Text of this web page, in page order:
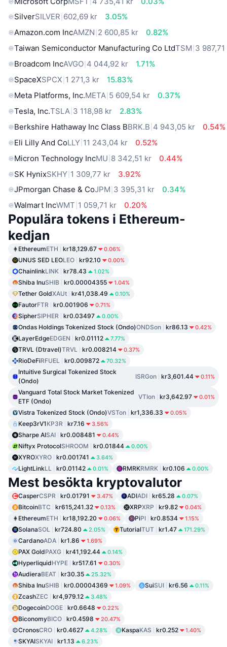
SilverSILVER 602,69 kr
3.05%
Amazon.com IncAMZN 2 600,85 kr
0.82%
Taiwan Semiconductor Manufacturing Co LtdTSM 3
Broadcom IncAVGO 4 044,92 kr
1.71%
SpaceXSPCX 1 271,3 kr
15.83%
Meta Platforms, Inc.META 5 609,54 kr
0.37%
Tesla, Inc.TSLA 3 118,98 kr
2.83%
Berkshire Hathaway Inc Class BBRK.B 4 943,05 kr
0.54%
Eli Lilly And CoLLY 11 243,04 kr
0.52%
Micron Technology IncMU 8 342,51 kr
0.44%
SK HynixSKHY 1 309,77 kr
3.92%
JPmorgan Chase & CoJPM 3 395,31 kr
0.34%
Walmart IncWMT 1 059,71 kr 0.20%
Populära tokens i Ethereum-
kedjan
EthereumETH kr18,129.67 0.06%
UNUS SED LEOLEO kr92.10 0.00%
ChainlinkLINK kr78.43 1.02%
Shiba InuSHIB kr0.00004355 1.04%
Tether GoldXAUt kr41,038.49 0.10%
FautorFTR kr0.001906 0.71%
SipherSIPHER kr0.03497 0.00%
Ondas Holdings Tokenized Stock (Ondo)ONDSon kr86.13 0.42%
LayerEdgeEDGEN kr0.01112 7.77%
TRVL (Dtravel)TRVL kr0.008214 0.37%
RioDeFiRFUEL kr0.009872 70.32%
Intuitive Surgical Tokenized Stock
(Ondo)
ISRGon kr3,601.44 0.11%
Vanguard Total Stock Market Tokenized
ETF (Ondo)
VTIon kr3,642.97 0.01%
Vistra Tokenized Stock (Ondo)VSTon kr1,336.33 0.05%
Keep3rV1KP3R kr7.16 3.56%
Sharpe AISAI kr0.008481 0.44%
Niftyx ProtocolSHROOM kr0.01844 0.00%
XYROXYRO kr0.001741 3.64%
LightLinkLL kr0.01142 0.01% RMRKRMRK kr0.106 0.00%
Mest besökta kryptovalutor
CasperCSPR kr0.01791 3.47% ADIADI kr65.28 0.07%
BitcoinBTC kr615,241.32 0.13% XRPXRP kr9.82 0.04%
EthereumETH kr18,192.20 0.06% PiPI kr0.8534 1.15%
SolanaSOL kr724.80 2.05% TutorialTUT kr1.47 171.29%
CardanoADA kr1.86 1.69%
PAX GoldPAXG kr41,192.44 0.14%
HyperliquidHYPE kr517.61 0.30%
AudieraBEAT kr30.35 25.32%
Shiba InuSHIB kr0.00004369 1.09% SuiSUI kr6.56 0.11%
ZcashZEC kr4,979.12 3.48%
DogecoinDOGE kr0.6648 0.22%
BiconomyBICO kr0.4598 20.47%
CronosCRO kr0.4627 4.28% KaspaKAS kr0.252 1.40%
SKYAISKYAI kr1.13 6.23%